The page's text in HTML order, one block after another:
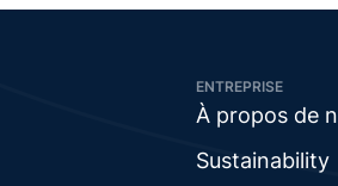
ENTREPRISE
À propos de
Sustainability